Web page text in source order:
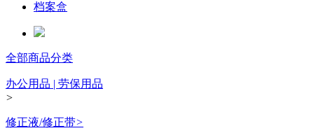
档案盒
全部商品分类
办公用品 | 劳保用品
>
修正液/修正带>